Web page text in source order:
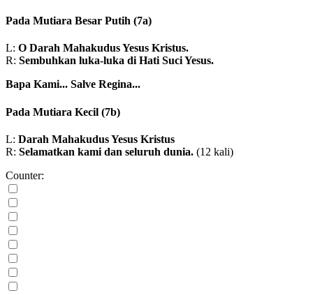
Pada Mutiara Besar Putih (7a)
L: O Darah Mahakudus Yesus Kristus.
R: Sembuhkan luka-luka di Hati Suci Yesus.
Bapa Kami... Salve Regina...
Pada Mutiara Kecil (7b)
L: Darah Mahakudus Yesus Kristus
R: Selamatkan kami dan seluruh dunia. (12 kali)
Counter: